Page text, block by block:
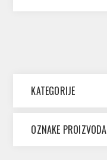
KATEGORIJE
OZNAKE PROIZVODA